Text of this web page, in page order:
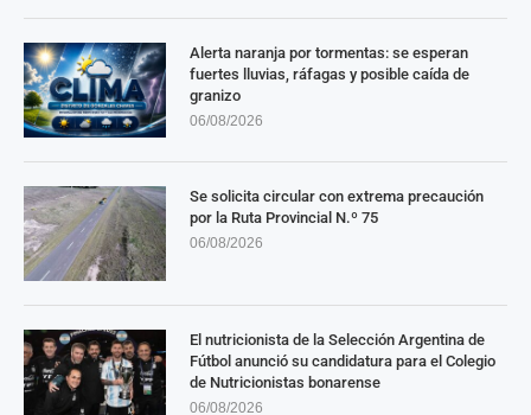
Alerta naranja por tormentas: se esperan
fuertes lluvias, ráfagas y posible caída de
granizo
06/08/2026
Se solicita circular con extrema precaución
por la Ruta Provincial N.º 75
06/08/2026
El nutricionista de la Selección Argentina de
Fútbol anunció su candidatura para el Colegio
de Nutricionistas bonarense
06/08/2026